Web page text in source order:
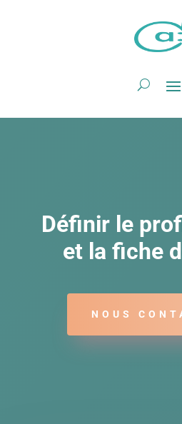
Définir le
et la fiche
NOUS